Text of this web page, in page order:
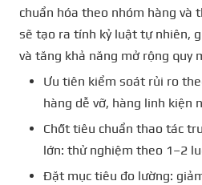
chuẩn hóa theo nhóm hàng và
sẽ tạo ra tính kỷ luật tự nhiên,
và tăng khả năng mở rộng quy
Ưu tiên kiểm soát rủi ro
hàng dễ vỡ, hàng linh kiện
Chốt tiêu chuẩn thao tác
lớn: thử nghiệm theo 1–2
Đặt mục tiêu đo lường: